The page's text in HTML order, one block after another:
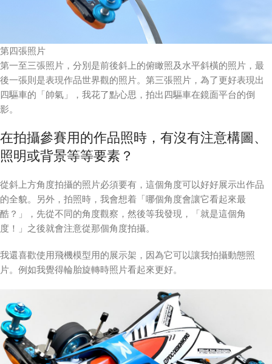
第四張照片
第一至三張照片，分別是前後斜上的俯瞰照及水平斜橫的照片，最
後一張則是表現作品世界觀的照片。第三張照片，為了更好表現出
四驅車的「帥氣」，我花了點心思，拍出四驅車在鏡面平台的倒
影。
在拍攝參賽用的作品照時，有沒有注意構圖、
照明或背景等等要素？
從斜上方角度拍攝的照片必須要有，這個角度可以好好展示出作品
的全貌。另外，拍照時，我會想着「哪個角度會讓它看起來最
酷？」，先從不同的角度觀察，然後等我發現，「就是這個角
度！」之後就會注意從那個角度拍攝。
我還喜歡使用飛機模型用的展示架，因為它可以讓我拍攝動態照
片。例如我覺得輪胎旋轉時照片看起來更好。